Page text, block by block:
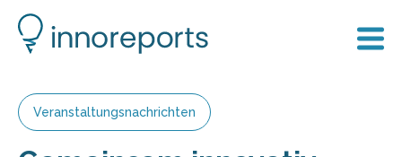
Veranstaltungsnachrichten